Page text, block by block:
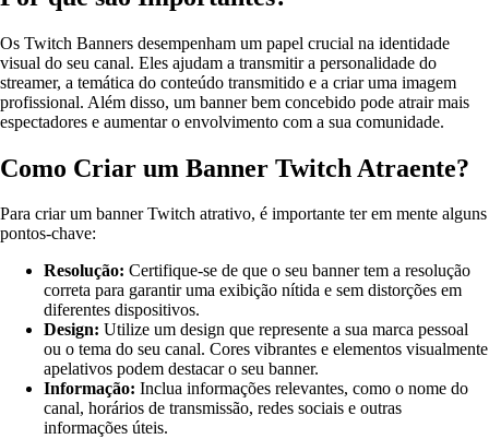
Os Twitch Banners desempenham um papel crucial na identidade
visual do seu canal. Eles ajudam a transmitir a personalidade do
streamer, a temática do conteúdo transmitido e a criar uma imagem
profissional. Além disso, um banner bem concebido pode atrair mais
espectadores e aumentar o envolvimento com a sua comunidade.
Como Criar um Banner Twitch Atraente?
Para criar um banner Twitch atrativo, é importante ter em mente alguns
pontos-chave:
Resolução: Certifique-se de que o seu banner tem a resolução
correta para garantir uma exibição nítida e sem distorções em
diferentes dispositivos.
Design: Utilize um design que represente a sua marca pessoal
ou o tema do seu canal. Cores vibrantes e elementos visualmente
apelativos podem destacar o seu banner.
Informação: Inclua informações relevantes, como o nome do
canal, horários de transmissão, redes sociais e outras
informações úteis.